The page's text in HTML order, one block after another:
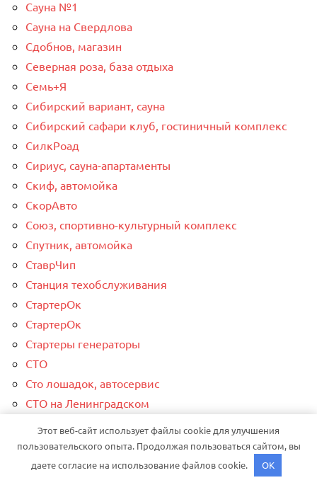
Сауна №1
Сауна на Свердлова
Сдобнов, магазин
Северная роза, база отдыха
Семь+Я
Сибирский вариант, сауна
Сибирский сафари клуб, гостиничный комплекс
СилкРоад
Сириус, сауна-апартаменты
Скиф, автомойка
СкорАвто
Союз, спортивно-культурный комплекс
Спутник, автомойка
СтаврЧип
Станция техобслуживания
СтартерОк
СтартерОк
Стартеры генераторы
СТО
Сто лошадок, автосервис
СТО на Ленинградском
СТО, СТО
Сто31
Этот веб-сайт использует файлы cookie для улучшения
пользовательского опыта. Продолжая пользоваться сайтом, вы
даете согласие на использование файлов cookie.
OK